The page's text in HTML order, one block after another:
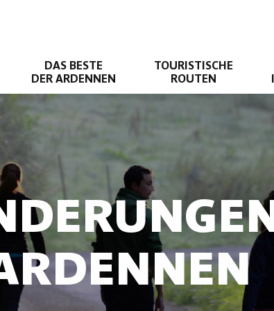
DAS BESTE
DER ARDENNEN
TOURISTISCHE
ROUTEN